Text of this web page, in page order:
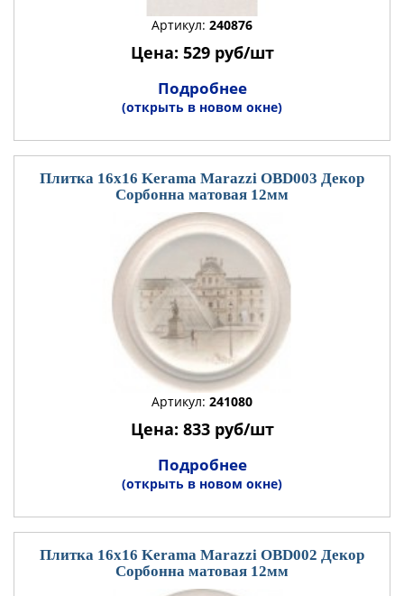
Артикул: 240876
Цена: 529 руб/шт
Подробнее
(открыть в новом окне)
Плитка 16x16 Kerama Marazzi OBD003 Декор
Сорбонна матовая 12мм
Артикул: 241080
Цена: 833 руб/шт
Подробнее
(открыть в новом окне)
Плитка 16x16 Kerama Marazzi OBD002 Декор
Сорбонна матовая 12мм